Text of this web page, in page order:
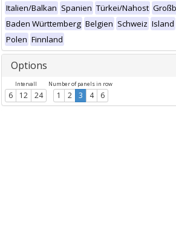
Italien/Balkan Spanien Türkei/Nahost
Baden Württemberg Belgien Schweiz Island
Polen Finnland
Options
Intervall
6 12 24
Number of panels in row
1 2 3 4 6